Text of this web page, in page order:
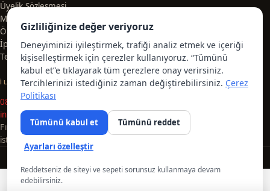
Üyelik Sözleşmesi
Mesafeli Satış Sözleşmesi
Ön Bilgilendirme Formu
İptal, İade ve Değişim Koşulları
Teslimat ve Kargo Bilgileri
İLETIŞIM
08504664536
info@milenyumstudios.com
Fındıklı Mahallesi Zümrütlü Sokak No: 1 B Blok Daire 8 maltepe
istanbul
© 2026 MilenyumStudios. Tüm hakları saklıdır.
Çerez ayarları
Gizliliğinize değer veriyoruz
Deneyiminizi iyileştirmek, trafiği analiz etmek ve içeriği
kişiselleştirmek için çerezler kullanıyoruz. “Tümünü
kabul et”e tıklayarak tüm çerezlere onay verirsiniz.
Tercihlerinizi istediğiniz zaman değiştirebilirsiniz. Çerez
Politikası
Tümünü kabul et Tümünü reddet
Ayarları özelleştir
Reddetseniz de siteyi ve sepeti sorunsuz kullanmaya devam
edebilirsiniz.